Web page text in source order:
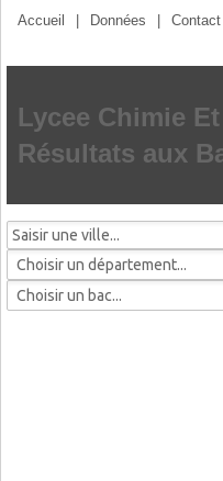
Accueil Données Contact
Lycee Chimie
Résultats aux